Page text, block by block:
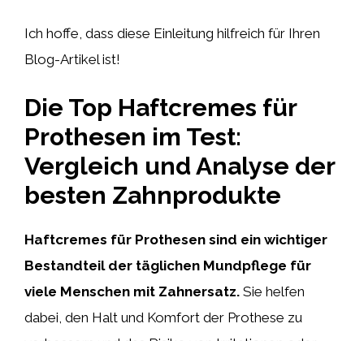
Ich hoffe, dass diese Einleitung hilfreich für Ihren
Blog-Artikel ist!
Die Top Haftcremes für
Prothesen im Test:
Vergleich und Analyse der
besten Zahnprodukte
Haftcremes für Prothesen sind ein wichtiger
Bestandteil der täglichen Mundpflege für
viele Menschen mit Zahnersatz. Sie helfen
dabei, den Halt und Komfort der Prothese zu